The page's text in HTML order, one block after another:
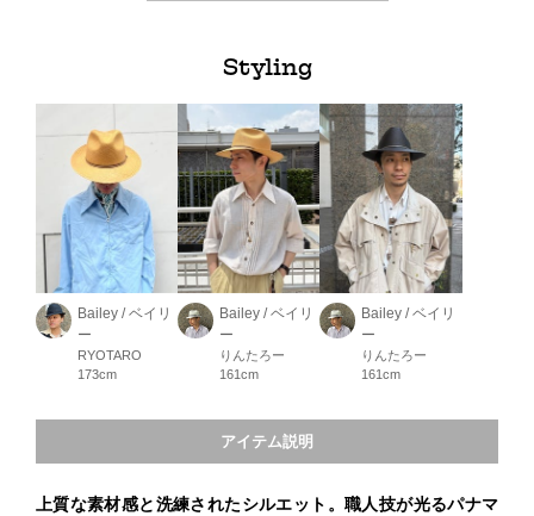
Styling
Bailey / ベイリ
ー
RYOTARO
173cm
Bailey / ベイリ
ー
りんたろー
161cm
Bailey / ベイリ
ー
りんたろー
161cm
アイテム説明
上質な素材感と洗練されたシルエット。職人技が光るパナマ